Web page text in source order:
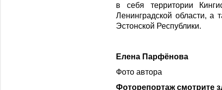
в себя территории
Ленинградской области, а
Эстонской Республики.
Елена Парфёнова
Фото автора
Фоторепортаж смотрите